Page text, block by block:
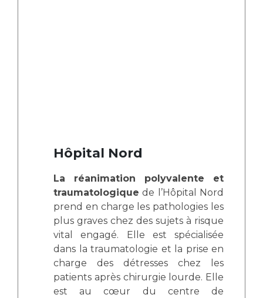
Vos représentants
La Commission Des Usagers (CDU)
Les Comités Locaux des Usagers
Le projet des usagers
Dossiers de presse
Médiathèque
Fournisseurs
Rôles et missions
Liste des marchés conclus
Documents utiles
Hôpital Nord
La réanimation polyvalente et
traumatologique de l’Hôpital Nord
prend en charge les pathologies les
plus graves chez des sujets à risque
vital engagé. Elle est spécialisée
dans la traumatologie et la prise en
charge des détresses chez les
patients après chirurgie lourde. Elle
est au cœur du centre de